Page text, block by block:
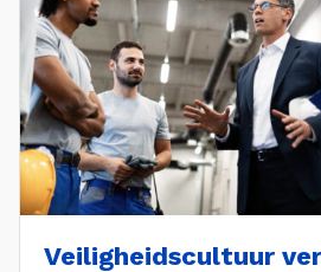
Veiligheidscultuur